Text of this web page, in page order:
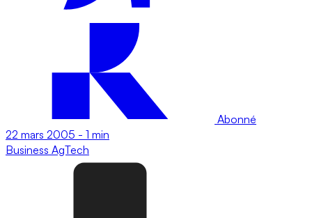
Abonné
22 mars 2005 - 1 min
Business AgTech